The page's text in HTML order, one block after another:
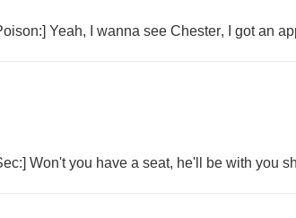
:] Yeah, wanna see Chester, got an
:] Won't you have a seat, he'll be with you